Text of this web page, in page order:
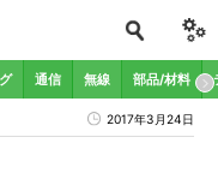
通信 無線 部品/材料
2017年3月24日